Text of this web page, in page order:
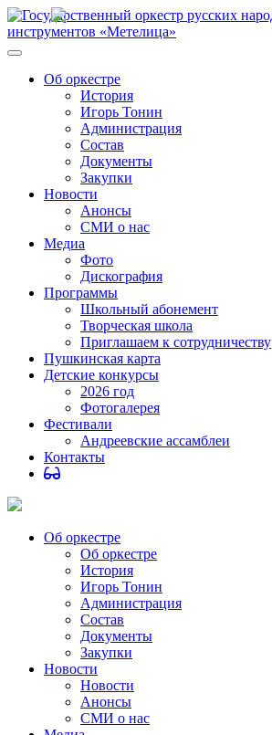
Об оркестре
История
Игорь Тонин
Администрация
Состав
Документы
Закупки
Новости
Анонсы
СМИ о нас
Медиа
Фото
Дискография
Программы
Школьный абонемент
Творческая школа
Приглашаем к сотрудничеству
Пушкинская карта
Детские конкурсы
2026 год
Фотогалерея
Фестивали
Андреевские ассамблеи
Контакты
Об оркестре
Об оркестре
История
Игорь Тонин
Администрация
Состав
Документы
Закупки
Новости
Новости
Анонсы
СМИ о нас